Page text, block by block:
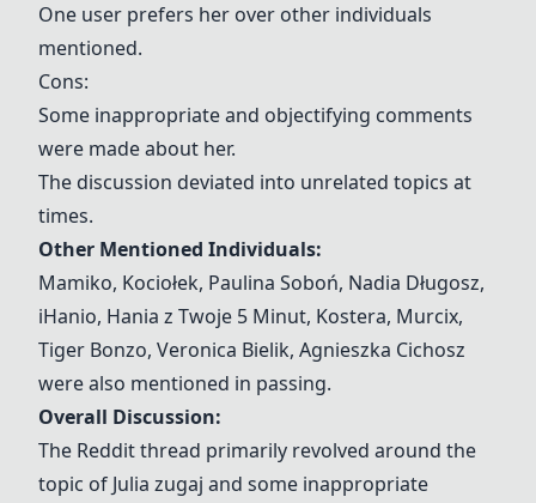
One user prefers her over other individuals
mentioned.
Cons:
Some inappropriate and objectifying comments
were made about her.
The discussion deviated into unrelated topics at
times.
Other Mentioned Individuals:
Mamiko, Kociołek, Paulina Soboń, Nadia Długosz,
iHanio, Hania z Twoje 5 Minut, Kostera, Murcix,
Tiger Bonzo, Veronica Bielik, Agnieszka Cichosz
were also mentioned in passing.
Overall Discussion:
The Reddit thread primarily revolved around the
topic of Julia zugaj and some inappropriate